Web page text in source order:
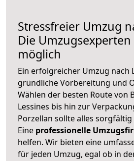
Stressfreier Umzug
Die
möglich
Ein erfolgreicher Umzug nach
gründliche Vorbereitung und
Wählen der besten Route von
Lessines bis hin zur
Porzellan sollte alles
Eine professionelle
helfen. Wir bieten eine
für jeden Umzug, egal ob in